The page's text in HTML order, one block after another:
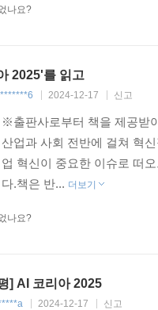
나요?
2025'를 읽고
2024-12-17 신고
※출판사로부터 책을 제공받
산업과 사회 전반에 걸쳐 혁
업 혁신이 중요한 이슈로 떠
다.책은 반... 더보기
나요?
] AI 코리아 2025
2024-12-17 신고